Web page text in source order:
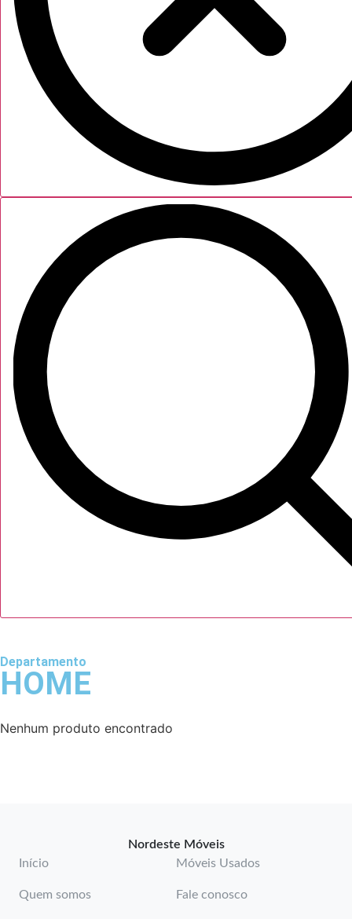
Departamento
HOME
Nenhum produto encontrado
Nordeste Móveis
Início
Quem somos
Móveis Usados
Fale conosco